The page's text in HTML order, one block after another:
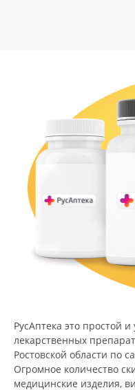
РусАптека это простой
лекарственных
Ростовской области по
Огромное количество
медицинские изделия,